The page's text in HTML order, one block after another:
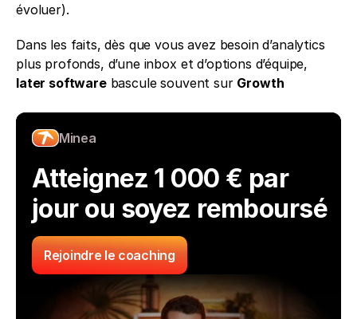
évoluer).
Dans les faits, dès que vous avez besoin d’analytics
later software bascule souvent sur Growth
Minea
Atteignez 1 000 € par
jour ou soyez remboursé
Rejoindre le coaching